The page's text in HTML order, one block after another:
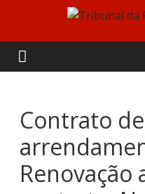
content
Tribunal
da
Relação
de
Contrato de